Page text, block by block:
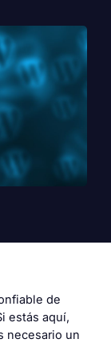
de
estás aquí,
necesario un